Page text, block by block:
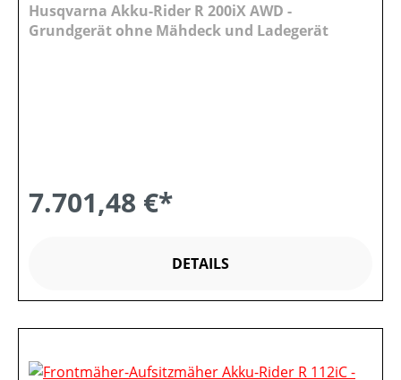
Husqvarna Akku-Rider R 200iX AWD -
Grundgerät ohne Mähdeck und Ladegerät
7.701,48 €*
DETAILS